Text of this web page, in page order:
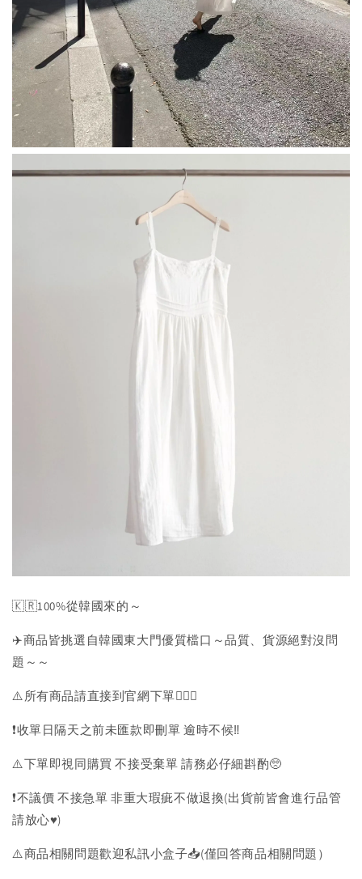
🇰🇷100%從韓國來的～
✈️商品皆挑選自韓國東大門優質檔口～品質、貨源絕對沒問
題～～
⚠️所有商品請直接到官網下單💁🏻‍♀️
❗️收單日隔天之前未匯款即刪單 逾時不候‼️
⚠️下單即視同購買 不接受棄單 請務必仔細斟酌🥺
❗️不議價 不接急單 非重大瑕疵不做退換(出貨前皆會進行品管
請放心♥️)
⚠️商品相關問題歡迎私訊小盒子📥(僅回答商品相關問題）